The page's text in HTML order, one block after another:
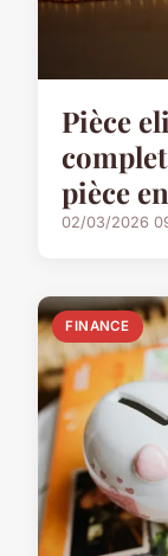
Pièce
pièce
02/03/2026
FINANCE